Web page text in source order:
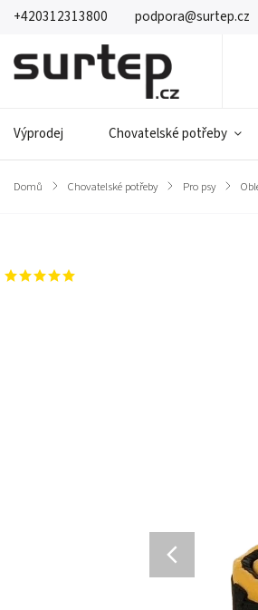
+420312313800 podpora@surtep.cz
Výprodej Chovatelské potřeby
Domů / Chovatelské potřeby / Pro psy /